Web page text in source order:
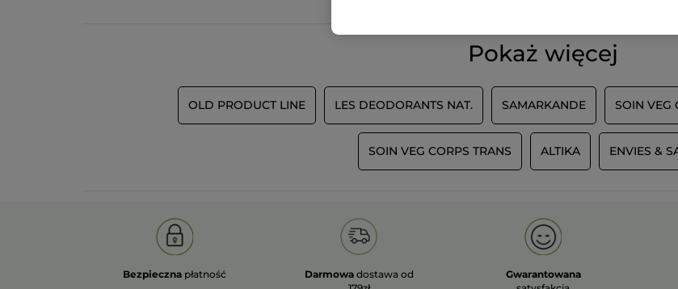
Pokaż więcej
OLD PRODUCT LINE LES DEODORANTS NAT. SAMARKANDE SOIN VEG
SOIN VEG CORPS TRANS ALTIKA ENVIES &
Bezpieczna płatność Darmowa dostawa od
Gwarantowana